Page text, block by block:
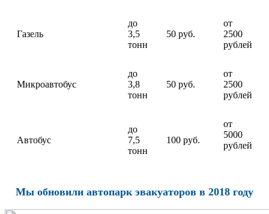
Газель
до
3,5
тонн
50 руб.
от
2500
рублей
Микроавтобус
до
3,8
тонн
50 руб.
от
2500
рублей
Автобус
до
7,5
тонн
100 руб.
от
5000
рублей
Мы обновили автопарк эвакуаторов в 2018 году